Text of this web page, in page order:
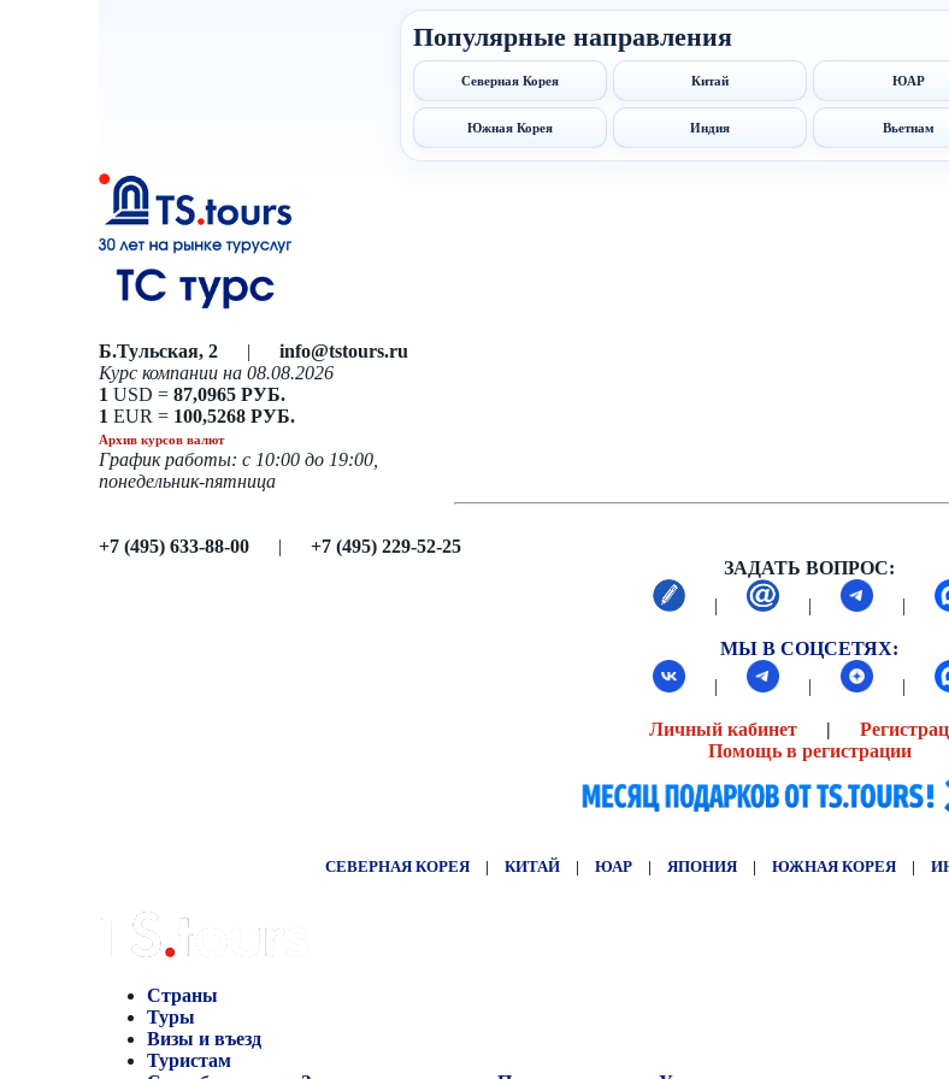
Популярные направления
Северная Корея Китай ЮАР
Южная Корея Индия Вьетнам
Б.Тульская, 2 | info@tstours.ru
Курс компании на 08.08.2026
1 USD = 87,0965 РУБ.
1 EUR = 100,5268 РУБ.
Архив курсов валют
График работы: с 10:00 до 19:00,
понедельник-пятница
+7 (495) 633-88-00 | +7 (495) 229-52-25
ЗАДАТЬ ВОПРОС:
|
| |
МЫ В СОЦСЕТЯХ:
|
| |
Личный кабинет|
Помощь в регистрации
СЕВЕРНАЯ КОРЕЯ | КИТАЙ | ЮАР | ЯПОНИЯ | ЮЖНАЯ КОРЕЯ |
Страны
Туры
Визы и въезд
Туристам